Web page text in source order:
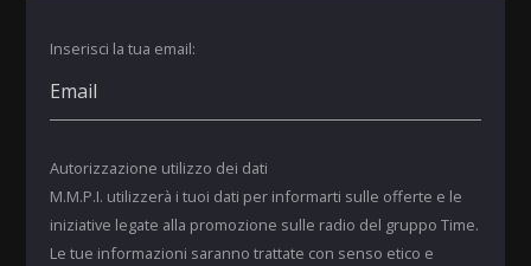
Inserisci la tua email:
Autorizzazione utilizzo dei dati
M.M.P.I. utilizzerà i tuoi dati per informarti sulle offerte e le
iniziative legate alla promozione sulle radio del gruppo Time.
Le tue informazioni saranno trattate con senso etico e